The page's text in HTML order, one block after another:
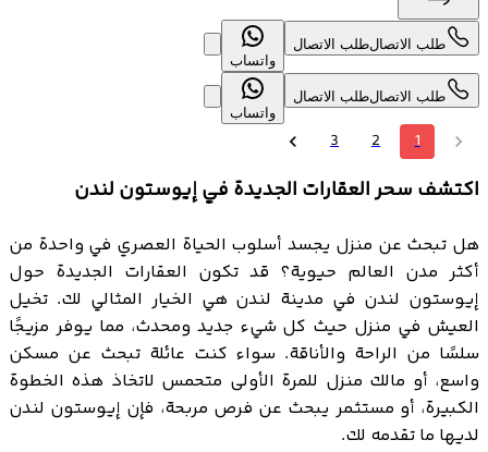
طلب الاتصالطلب الاتصال
واتساب
طلب الاتصالطلب الاتصال
واتساب
1
2
3
اكتشف سحر العقارات الجديدة في إيوستون لندن
هل تبحث عن منزل يجسد أسلوب الحياة العصري في واحدة من
أكثر مدن العالم حيوية؟ قد تكون العقارات الجديدة حول
إيوستون لندن في مدينة لندن هي الخيار المثالي لك. تخيل
العيش في منزل حيث كل شيء جديد ومحدث، مما يوفر مزيجًا
سلسًا من الراحة والأناقة. سواء كنت عائلة تبحث عن مسكن
واسع، أو مالك منزل للمرة الأولى متحمس لاتخاذ هذه الخطوة
الكبيرة، أو مستثمر يبحث عن فرص مربحة، فإن إيوستون لندن
لديها ما تقدمه لك.